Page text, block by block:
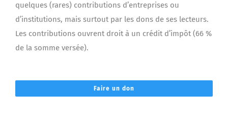
quelques (rares) contributions d’entreprises ou
d’institutions, mais surtout par les dons de ses lecteurs.
Les contributions ouvrent droit à un crédit d’impôt (66 %
de la somme versée).
Faire un don